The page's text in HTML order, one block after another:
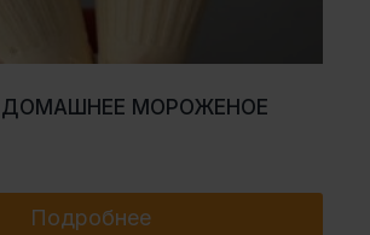
ДОМАШНЕЕ МОРОЖЕНОЕ
Подробнее